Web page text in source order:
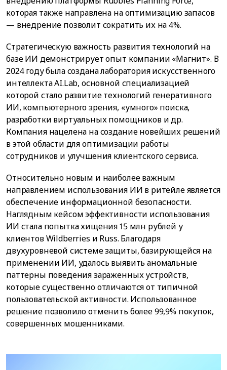
которая также направлена на оптимизацию запасов
— внедрение позволит сократить их на 4%.
Стратегическую важность развития технологий на
базе ИИ демонстрирует опыт компании «Магнит». В
2024 году была создана лаборатория искусственного
интеллекта AI.Lab, основной специализацией
которой стало развитие технологий генеративного
ИИ, компьютерного зрения, «умного» поиска,
разработки виртуальных помощников и др.
Компания нацелена на создание новейших решений
в этой области для оптимизации работы
сотрудников и улучшения клиентского сервиса.
Относительно новым и наиболее важным
направлением использования ИИ в ритейле является
обеспечение информационной безопасности.
Наглядным кейсом эффективности использования
ИИ стала попытка хищения 15 млн рублей у
клиентов Wildberries и Russ. Благодаря
двухуровневой системе защиты, базирующейся на
применении ИИ, удалось выявить аномальные
паттерны поведения зараженных устройств,
которые существенно отличаются от типичной
пользовательской активности. Использованное
решение позволило отменить более 99,9% покупок,
совершенных мошенниками.